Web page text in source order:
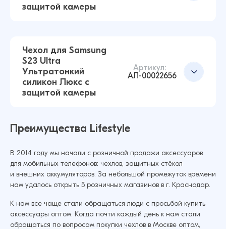
силикон Premium с защитой камеры
Чехол для Samsung S21 Ультратонкий силикон
Люкс с защитой камеры (Прозрачный)
защитой камеры
силикон Люкс с защитой камеры
43 ₽
Чехол для Samsung
S23 Ultra
Ультратонкий
силикон Люкс с
защитой камеры
Артикул:
АЛ-00022656
Преимущества Lifestyle
В 2014 году мы начали с розничной продажи аксессуаров
для мобильных телефонов: чехлов, защитных стёкол
и внешних аккумуляторов. За небольшой промежуток времени
нам удалось открыть 5 розничных магазинов в г. Краснодар.
К нам все чаще стали обращаться люди с просьбой купить
аксессуары оптом. Когда почти каждый день к нам стали
обращаться по вопросам покупки чехлов в Москве оптом,